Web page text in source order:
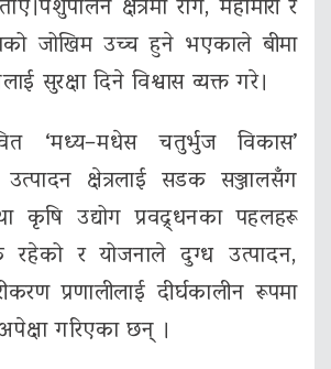
क्षेत्रमा रोग, महामारी र
जोखिम उच्च हुने भएकाले बीमा
सुरक्षा दिने विश्वास व्यक्त गरे।
‘मध्य–मधेस चतुर्भुज विकास’
क्षेत्रलाई सडक सञ्जालसँग
कृषि उद्योग प्रवद्र्धनका पहलहरू
रहेको र योजनाले दुग्ध उत्पादन,
प्रणालीलाई दीर्घकालीन रूपमा
गरिएका छन् ।